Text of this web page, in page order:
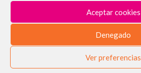
Aceptar cookies
Denegado
Ver preferencias